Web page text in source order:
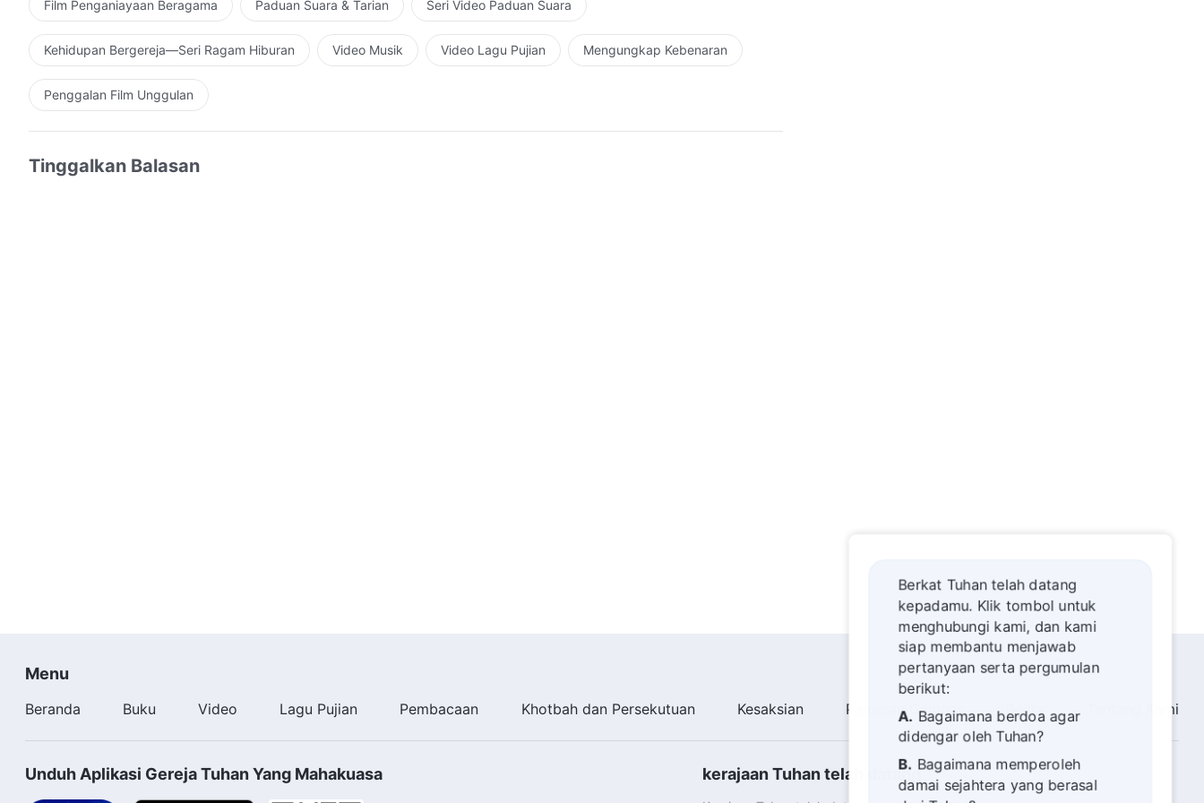
15:22
Firman Tuhan Harian: Mengenal
Tuhan | Kutipan 29
8:23
Firman Tuhan Harian: Mengenal
Tuhan | Kutipan 30
Film Penganiayaan Beragama Paduan Suara & Tarian Seri Video Paduan Suara
Kehidupan Bergereja—Seri Ragam Hiburan Video Musik Video Lagu Pujian Mengungkap Kebenaran
Penggalan Film Unggulan
Tinggalkan Balasan
Menu
Beranda Buku Video Lagu Pujian Pembacaan Khotbah dan Persekutuan Kesaksian Pameran Gambar Berita Tentang Kami
Unduh Aplikasi Gereja Tuhan Yang Mahakuasa kerajaan Tuhan telah datang
Berkat Tuhan telah datang
kepadamu. Klik tombol untuk
menghubungi kami, dan kami
siap membantu menjawab
pertanyaan serta pergumulan
berikut:
A. Bagaimana berdoa agar
didengar oleh Tuhan?
B. Bagaimana memperoleh
damai sejahtera yang berasal